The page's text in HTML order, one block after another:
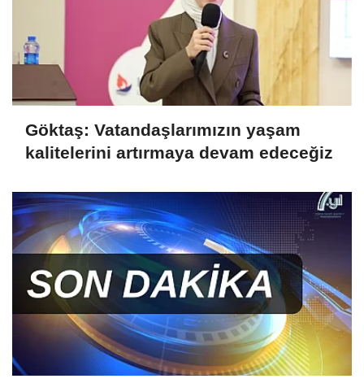
Göktaş: Vatandaşlarımızın yaşam
kalitelerini artırmaya devam edeceğiz